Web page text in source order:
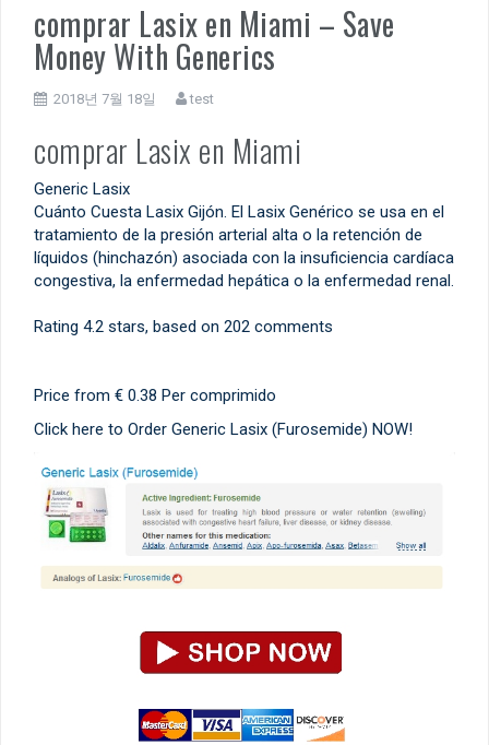
comprar Lasix en Miami – Save
Money With Generics
2018년 7월 18일 test
comprar Lasix en Miami
Generic Lasix
Cuánto Cuesta Lasix Gijón. El Lasix Genérico se usa en el
tratamiento de la presión arterial alta o la retención de
líquidos (hinchazón) asociada con la insuficiencia cardíaca
congestiva, la enfermedad hepática o la enfermedad renal.
Rating 4.2 stars, based on 202 comments
Price from € 0.38 Per comprimido
Click here to Order Generic Lasix (Furosemide) NOW!